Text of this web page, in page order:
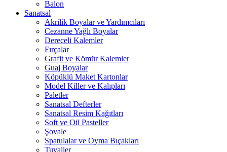
Balon
Sanatsal
Akrilik Boyalar ve Yardımcıları
Cezanne Yağlı Boyalar
Dereceli Kalemler
Fırçalar
Grafit ve Kömür Kalemler
Guaj Boyalar
Köpüklü Maket Kartonlar
Model Killer ve Kalıpları
Paletler
Sanatsal Defterler
Sanatsal Resim Kağıtları
Soft ve Oil Pasteller
Şovale
Spatulalar ve Oyma Bıçakları
Tuvaller